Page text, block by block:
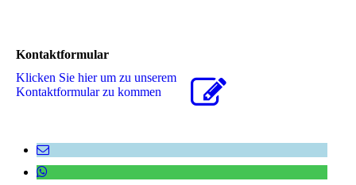
Kontaktformular
Klicken Sie hier um zu unserem
Kon­takt­for­mu­lar zu kommen